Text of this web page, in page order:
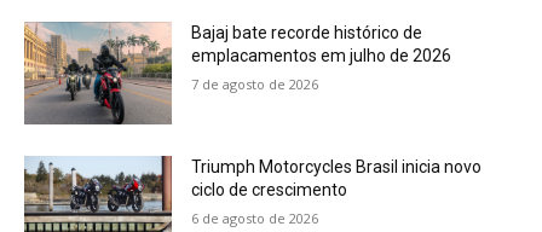
Bajaj bate recorde histórico de
emplacamentos em julho de 2026
7 de agosto de 2026
Triumph Motorcycles Brasil inicia novo
ciclo de crescimento
6 de agosto de 2026